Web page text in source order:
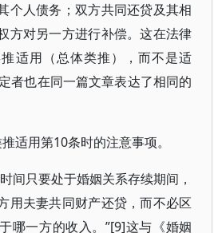
个人债务；双方共同还贷及其相
方对另一方进行补偿。这在法律
适用（总体类推），而不是适
者也在同一篇文章表达了相同的
推适用第10条时的注意事项。
间只要处于婚姻关系存续期间，
用夫妻共同财产还贷，而不必区
哪一方的收入。”[9]这与《婚姻